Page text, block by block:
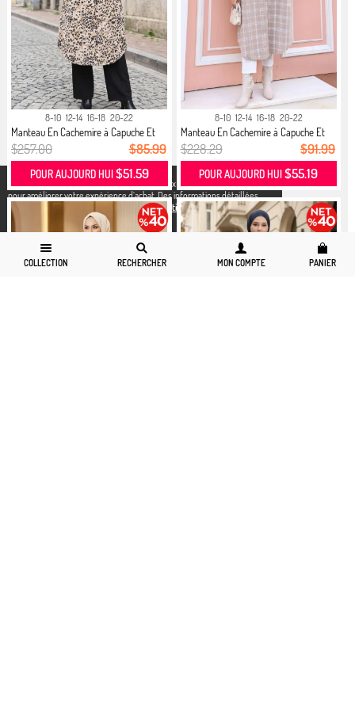
X
Nous utilisons des cookies conformément aux réglementations légales
pour améliorer votre expérience d`achat. Des informations détaillées
peuvent être consultées sur notre page,Politique de cookieset
confidentialité.
COLLECTION RECHERCHER MON COMPTE PANIER
8-10 12-14 16-18 20-22
Manteau En Cachemire à Capuche Et
B...
$257.00 $85.99
POUR AUJOURD HUI $51.59
8-10 12-14 16-18 20-22
Manteau En Cachemire à Capuche Et
M...
$228.29 $91.99
POUR AUJOURD HUI$55.19